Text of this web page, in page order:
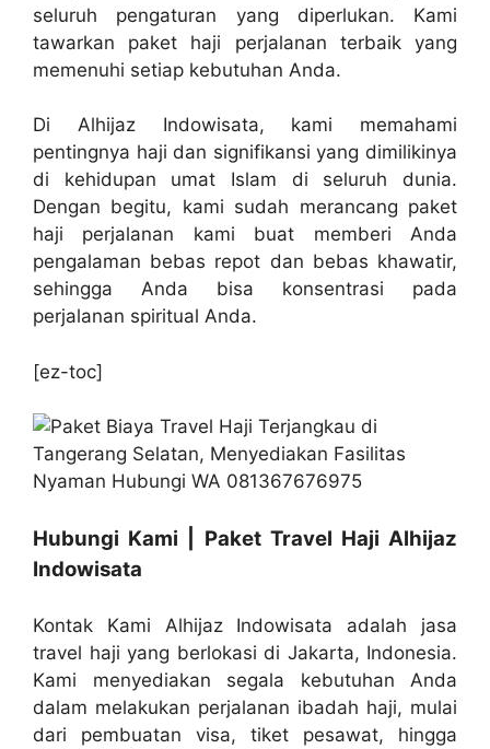
seluruh pengaturan yang diperlukan. Kami
tawarkan paket haji perjalanan terbaik yang
memenuhi setiap kebutuhan Anda.
Di Alhijaz Indowisata, kami memahami
pentingnya haji dan signifikansi yang dimilikinya
di kehidupan umat Islam di seluruh dunia.
Dengan begitu, kami sudah merancang paket
haji perjalanan kami buat memberi Anda
pengalaman bebas repot dan bebas khawatir,
sehingga Anda bisa konsentrasi pada
perjalanan spiritual Anda.
[ez-toc]
Hubungi Kami | Paket Travel Haji Alhijaz
Indowisata
Kontak Kami Alhijaz Indowisata adalah jasa
travel haji yang berlokasi di Jakarta, Indonesia.
Kami menyediakan segala kebutuhan Anda
dalam melakukan perjalanan ibadah haji, mulai
dari pembuatan visa, tiket pesawat, hingga